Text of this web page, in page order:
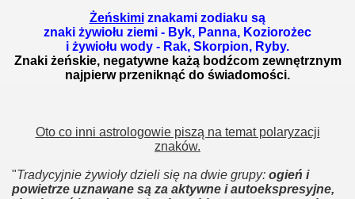
Żeńskimiznakami zodiaku są
znaki żywiołu ziemi - Byk, Panna, Koziorożec
i żywiołu wody - Rak, Skorpion, Ryby.
Znaki żeńskie, negatywne każą bodźcom zewnętrznym
najpierw przeniknąć do świadomości.
Oto co inni astrologowie piszą na temat polaryzacji
znaków.
"Tradycyjnie żywioły dzieli się na dwie grupy: ogień i
powietrze uznawane są za aktywne i autoekspresyjne,